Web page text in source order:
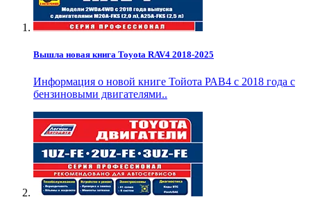
Вышла новая книга Toyota RAV4 2018-2025
Информация о новой книге Тойота РАВ4 с 2018 года с
бензиновыми двигателями..